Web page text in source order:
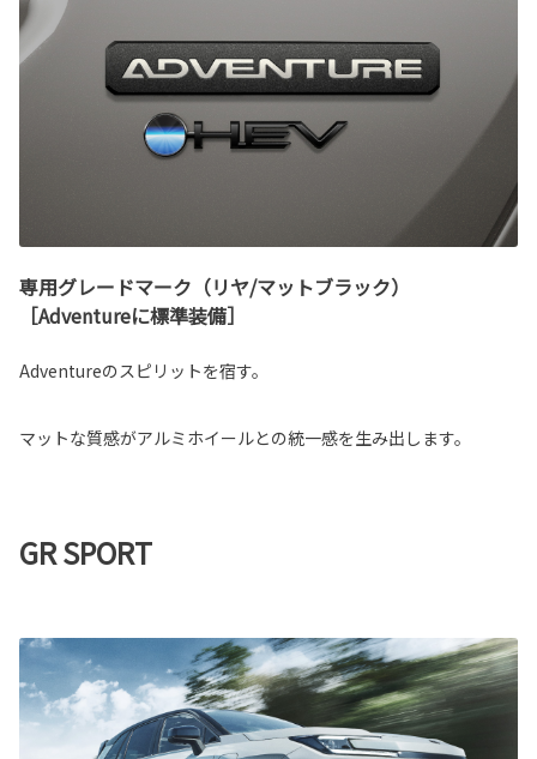
専用グレードマーク（リヤ/マットブラック）
［Adventureに標準装備］
Adventureのスピリットを宿す。
マットな質感がアルミホイールとの統一感を生み出します。
GR SPORT